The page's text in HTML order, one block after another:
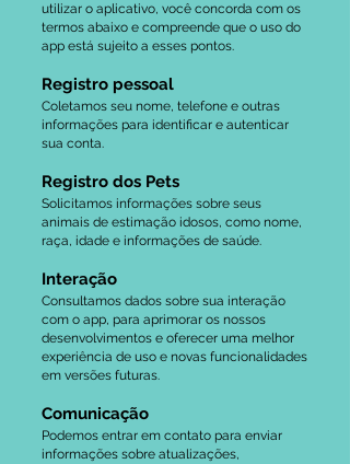
utilizar o aplicativo, você concorda com os
termos abaixo e compreende que o uso do
app está sujeito a esses pontos.
Registro pessoal
Coletamos seu nome, telefone e outras
informações para identificar e autenticar
sua conta.
Registro dos Pets
Solicitamos informações sobre seus
animais de estimação idosos, como nome,
raça, idade e informações de saúde.
Interação
Consultamos dados sobre sua interação
com o app, para aprimorar os nossos
desenvolvimentos e oferecer uma melhor
experiência de uso e novas funcionalidades
em versões futuras.
Comunicação
Podemos entrar em contato para enviar
informações sobre atualizações,